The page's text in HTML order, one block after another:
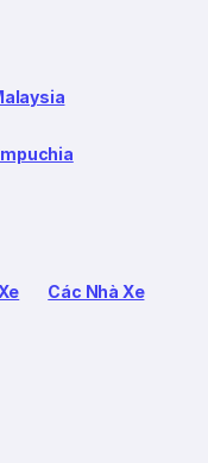
Các Nhà Xe